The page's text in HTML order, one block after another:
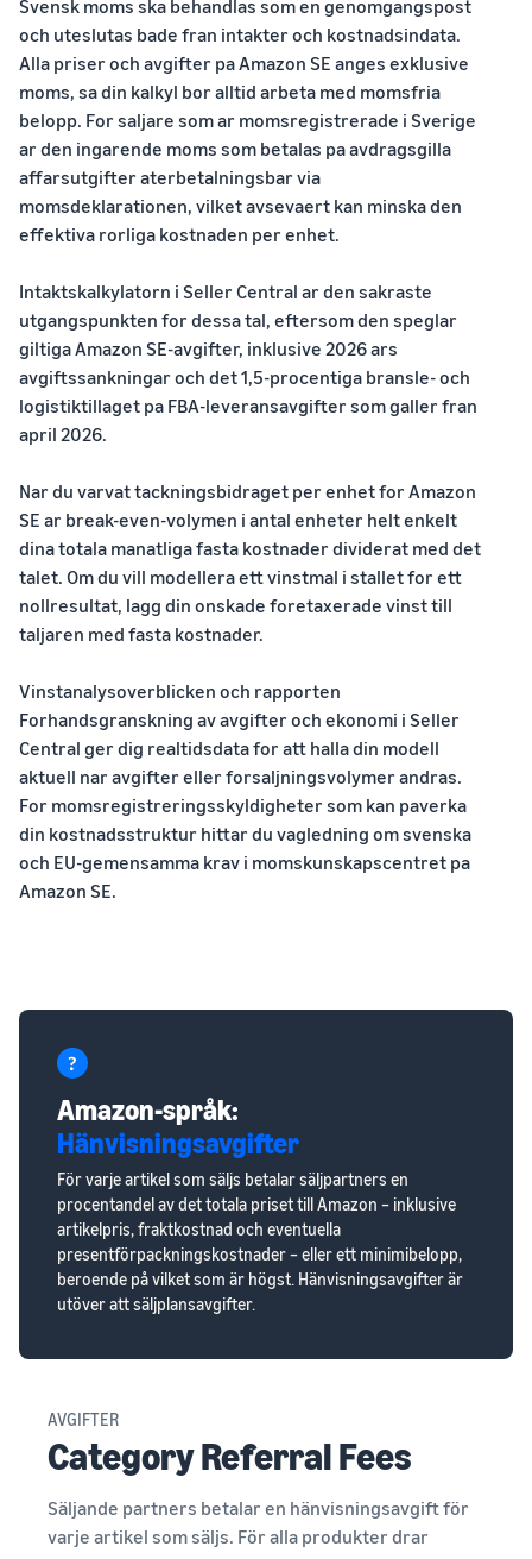
Svensk moms ska behandlas som en genomgangspost
och uteslutas bade fran intakter och kostnadsindata.
Alla priser och avgifter pa Amazon SE anges exklusive
moms, sa din kalkyl bor alltid arbeta med momsfria
belopp. For saljare som ar momsregistrerade i Sverige
ar den ingarende moms som betalas pa avdragsgilla
affarsutgifter aterbetalningsbar via
momsdeklarationen, vilket avsevaert kan minska den
effektiva rorliga kostnaden per enhet.
Intaktskalkylatorn i Seller Central ar den sakraste
utgangspunkten for dessa tal, eftersom den speglar
giltiga Amazon SE-avgifter, inklusive 2026 ars
avgiftssankningar och det 1,5-procentiga bransle- och
logistiktillaget pa FBA-leveransavgifter som galler fran
april 2026.
Nar du varvat tackningsbidraget per enhet for Amazon
SE ar break-even-volymen i antal enheter helt enkelt
dina totala manatliga fasta kostnader dividerat med det
talet. Om du vill modellera ett vinstmal i stallet for ett
nollresultat, lagg din onskade foretaxerade vinst till
taljaren med fasta kostnader.
Vinstanalysoverblicken och rapporten
Forhandsgranskning av avgifter och ekonomi i Seller
Central ger dig realtidsdata for att halla din modell
aktuell nar avgifter eller forsaljningsvolymer andras.
For momsregistreringsskyldigheter som kan paverka
din kostnadsstruktur hittar du vagledning om svenska
och EU-gemensamma krav i momskunskapscentret pa
Amazon SE.
Amazon-språk:
Hänvisningsavgifter
För varje artikel som säljs betalar säljpartners en
procentandel av det totala priset till Amazon – inklusive
artikelpris, fraktkostnad och eventuella
presentförpackningskostnader – eller ett minimibelopp,
beroende på vilket som är högst. Hänvisningsavgifter är
utöver att säljplansavgifter.
AVGIFTER
Category Referral Fees
Säljande partners betalar en hänvisningsavgift för
varje artikel som säljs. För alla produkter drar